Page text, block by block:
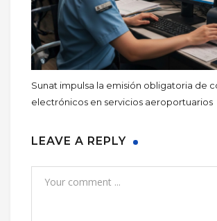
Sunat impulsa la emisión obligatoria de
electrónicos en servicios aeroportuarios
LEAVE A REPLY